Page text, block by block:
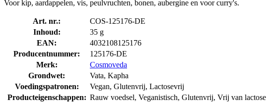
Voor kip, aardappelen, vis, peulvruchten, bonen, aubergine en voor curry's.
Art. nr.:
COS-125176-DE
Inhoud:
35 g
EAN:
4032108125176
Producentnummer:
125176-DE
Merk:
Cosmoveda
Grondwet:
Vata, Kapha
Voedingspatronen:
Vegan, Glutenvrij, Lactosevrij
Producteigenschappen: Rauw voedsel, Veganistisch, Glutenvrij, Vrij van lactose